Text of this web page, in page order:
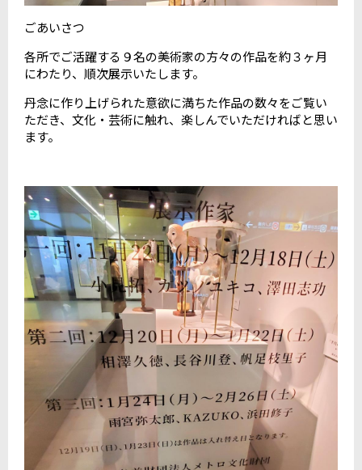
ごあいさつ
各所でご活躍する９名の美術家の方々の作品を約３ヶ月
にわたり、順次展示いたします。
丹念に作り上げられた意欲に満ちた作品の数々をご覧い
ただき、文化・芸術に触れ、楽しんでいただければと思い
ます。